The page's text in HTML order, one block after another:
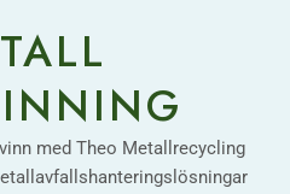
med Theo Metallrecycling